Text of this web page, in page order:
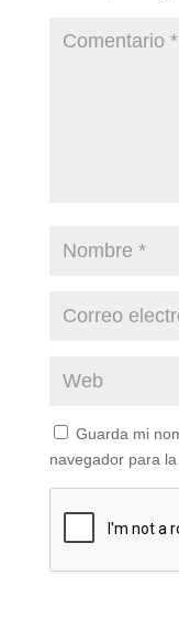
Guarda mi
navegador para